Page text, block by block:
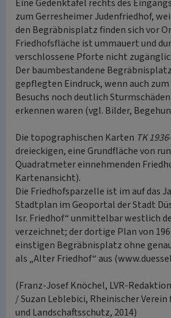
Eine Gedenktafel rechts des
zum Gerresheimer Judenfriedhof,
den Begräbnisplatz finden sich vor
Friedhofsfläche ist ummauert und
verschlossene Pforte nicht
Der baumbestandene
gepflegten Eindruck, wenn auch
Besuchs noch deutlich
erkennen waren (vgl. Bilder,
Die topographischen Karten TK
dreieckigen, eine Grundfläche von
Quadratmeter einnehmenden
Kartenansicht).
Die Friedhofsparzelle ist im auf das
Stadtplan im Geoportal der Stadt
Isr. Friedhof“ unmittelbar westlich
verzeichnet; der dortige Plan von
einstigen Begräbnisplatz ohne
als „Alter Friedhof“ aus
(Franz-Josef Knöchel, LVR-
/ Suzan Leblebici, Rheinischer
und Landschaftsschutz, 2014)